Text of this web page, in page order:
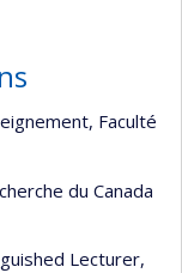
Faculté
du Canada
Lecturer,